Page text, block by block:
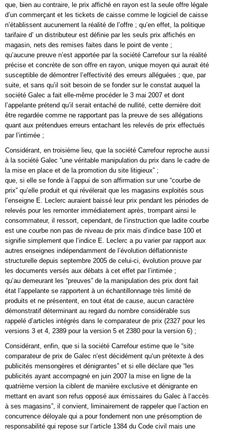
que, bien au contraire, le prix affiché en rayon est la seule offre légale
d’un commerçant et les tickets de caisse comme le logiciel de caisse
n’établissent aucunement la réalité de l’offre ; qu’en effet, la politique
tarifaire d’ un distributeur est définie par les seuls prix affichés en
magasin, nets des remises faites dans le point de vente ;
qu’aucune preuve n’est apportée par la société Carrefour sur la réalité
précise et concrète de son offre en rayon, unique moyen qui aurait été
susceptible de démontrer l’effectivité des erreurs alléguées ; que, par
suite, et sans qu’il soit besoin de se fonder sur le constat auquel la
société Galec a fait elle-même procéder le 3 mai 2007 et dont
l’appelante prétend qu’il serait entaché de nullité, cette dernière doit
être regardée comme ne rapportant pas la preuve de ses allégations
quant aux prétendues erreurs entachant les relevés de prix effectués
par l’intimée ;
Considérant, en troisième lieu, que la société Carrefour reproche aussi
à la société Galec “une véritable manipulation du prix dans le cadre de
la mise en place et de la promotion du site litigieux” ;
que, si elle se fonde à l’appui de son affirmation sur une “courbe de
prix” qu’elle produit et qui révélerait que les magasins exploités sous
l’enseigne E. Leclerc auraient baissé leur prix pendant les périodes de
relevés pour les remonter immédiatement après, trompant ainsi le
consommateur, il ressort, cependant, de l’instruction que ladite courbe
est une courbe non pas de niveau de prix mais d’indice base 100 et
signifie simplement que l’indice E. Leclerc a pu varier par rapport aux
autres enseignes indépendamment de l’évolution déflationniste
structurelle depuis septembre 2005 de celui-ci, évolution prouve par
les documents versés aux débats à cet effet par l’intimée ;
qu’au demeurant les “preuves” de la manipulation des prix dont fait
état l’appelante se rapportent à un échantillonnage très limité de
produits et ne présentent, en tout état de cause, aucun caractère
démonstratif déterminant au regard du nombre considérable sus
rappelé d’articles intégrés dans le comparateur de prix (2327 pour les
versions 3 et 4, 2389 pour la version 5 et 2380 pour la version 6) ;
Considérant, enfin, que si la société Carrefour estime que le “site
comparateur de prix de Galec n‘est décidément qu‘un prétexte à des
publicités mensongères et dénigrantes” et si elle déclare que “les
publicités ayant accompagné en juin 2007 la mise en ligne de la
quatrième version la ciblent de manière exclusive et dénigrante en
mettant en avant son refus opposé aux émissaires du Galec à l‘accès
à ses magasins”, il convient, liminairement de rappeler que l’action en
concurrence déloyale qui a pour fondement non une présomption de
responsabilité qui repose sur l’article 1384 du Code civil mais une